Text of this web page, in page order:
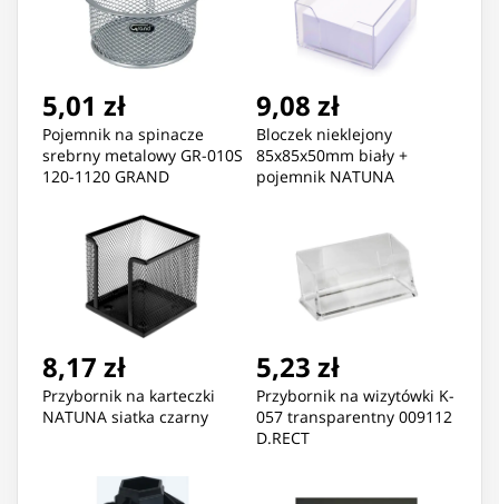
5,01 zł
Pojemnik na spinacze
srebrny metalowy GR-010S
120-1120 GRAND
9,08 zł
Bloczek nieklejony
85x85x50mm biały +
pojemnik NATUNA
8,17 zł
Przybornik na karteczki
NATUNA siatka czarny
5,23 zł
Przybornik na wizytówki K-
057 transparentny 009112
D.RECT